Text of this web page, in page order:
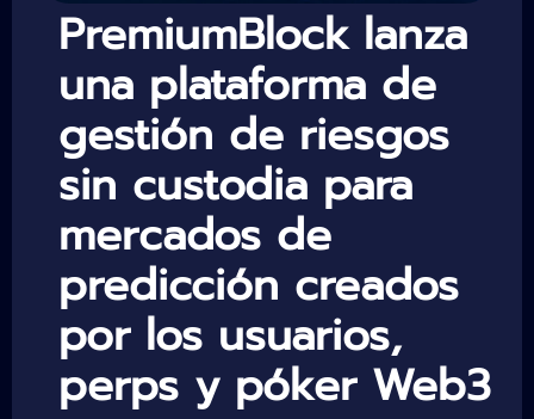
PremiumBlock lanza
una plataforma de
gestión de riesgos
sin custodia para
mercados de
predicción creados
por los usuarios,
perps y póker Web3